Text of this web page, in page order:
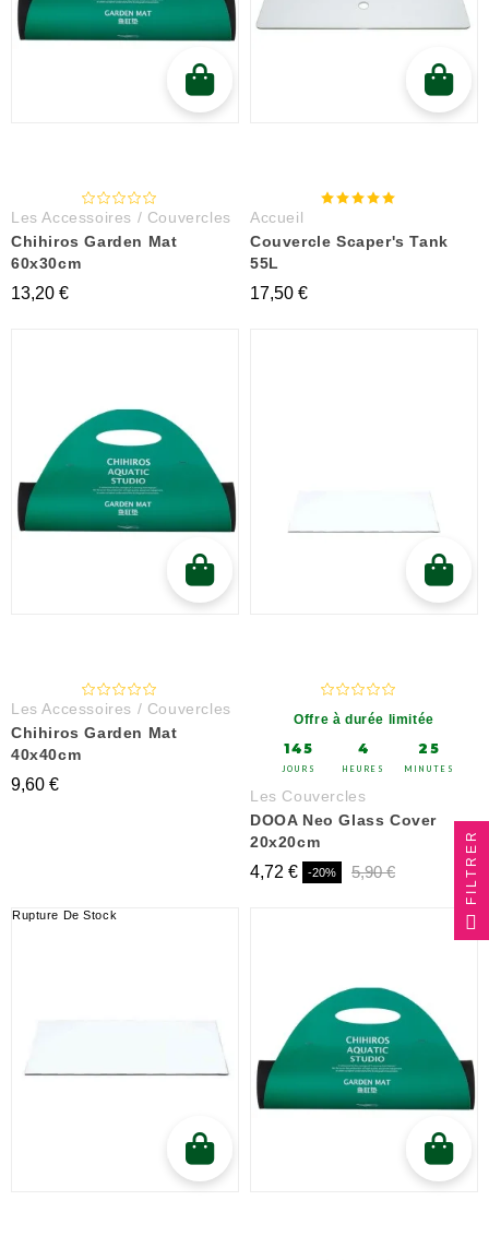
Les Accessoires / Couvercles
Chihiros Garden Mat
60x30cm
13,20 €
Accueil
Couvercle Scaper's Tank
55L
17,50 €
Les Accessoires / Couvercles
Chihiros Garden Mat
40x40cm
9,60 €
Offre à durée limitée
145
JOURS
4
HEURES
25
MINUTES
Les Couvercles
DOOA Neo Glass Cover
20x20cm
4,72 € -20% 5,90 €
Rupture De Stock
FILTRER